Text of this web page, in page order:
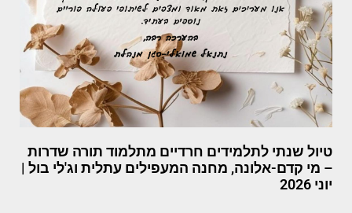
טיול שנתי לתלמידים חרדיים מתלמוד תורה שדרות
– מי קדם-אלונה, מחנה המעפילים עתלית וג'לי בול |
יוני 2026